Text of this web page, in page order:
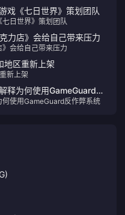
戏《七日世界》策划团队
日世界》策划团队
力店》会给自己带来压力
会给自己带来压力
地区重新上架
新上架
释为何使用GameGuard反
何使用GameGuard反作弊系统